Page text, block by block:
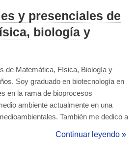
y presenciales de
biología y
de Matemática, Física, Biología y
Soy graduado en biotecnología en
en la rama de bioprocesos
ambiente actualmente en una
También me dedico a
lugares sostenibles dentro de la
Continuar leyendo »